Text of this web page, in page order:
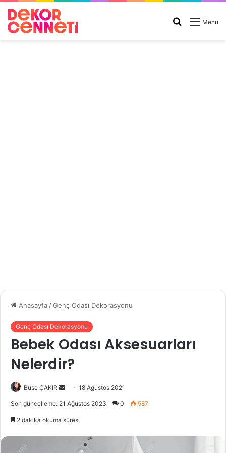
Menü
Arama
Anasayfa /Genç Odası Dekorasyonu
Genç Odası Dekorasyonu
Bebek Odası Aksesuarları
Nelerdir?
Buse ÇAKIR
e
-
18 Ağustos 2021
Son güncelleme: 21 Ağustos 2023 0 587
2 dakika okuma süresi